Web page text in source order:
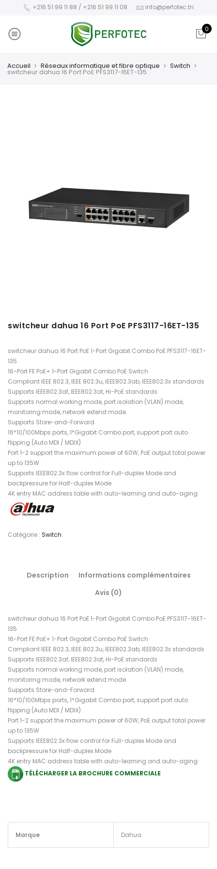
+216 51 99 11 88 / +216 51 99 11 08 info@perfotec.tn
0
Accueil Réseaux informatique et fibre optique Switch
switcheur dahua 16 Port PoE PFS3117-16ET-135
switcheur dahua 16 Port PoE PFS3117-16ET-135
switcheur dahua 16 Port PoE 1-Port Gigabit Combo PoE PFS3117-16ET-
135
16-Port FE PoE+ 1-Port Gigabit Combo PoE Switch
Compliant IEEE 802.3, IEEE 802.3u, IEEE802.3ab, IEEE802.3x standards
Supports IEEE802.3af, IEEE802.3at, Hi-PoE standards
Supports normal working mode, port isolation (VLAN) mode,
monitoring mode, network extend mode.
Supports Store-and-Forward
16*10/100Mbps ports, 1*Gigabit Combo port, support port auto
flipping (Auto MDI / MDIX)
Port 1-2 support the maximum power of 60W, PoE output total power
up to 135W
Supports IEEE802.3x flow control for Full-duplex Mode and
backpressure for Half-duplex Mode
4K entry MAC address table with auto-learning and auto-aging
Catégorie : Switch
Description
Informations complémentaires
Avis (0)
switcheur dahua 16 Port PoE 1-Port Gigabit Combo PoE PFS3117-16ET-
135
16-Port FE PoE+ 1-Port Gigabit Combo PoE Switch
Compliant IEEE 802.3, IEEE 802.3u, IEEE802.3ab, IEEE802.3x standards
Supports IEEE802.3af, IEEE802.3at, Hi-PoE standards
Supports normal working mode, port isolation (VLAN) mode,
monitoring mode, network extend mode.
Supports Store-and-Forward
16*10/100Mbps ports, 1*Gigabit Combo port, support port auto
flipping (Auto MDI / MDIX)
Port 1-2 support the maximum power of 60W, PoE output total power
up to 135W
Supports IEEE802.3x flow control for Full-duplex Mode and
backpressure for Half-duplex Mode
4K entry MAC address table with auto-learning and auto-aging
TÉLÉCHARGER LA BROCHURE COMMERCIALE
Marque Dahua